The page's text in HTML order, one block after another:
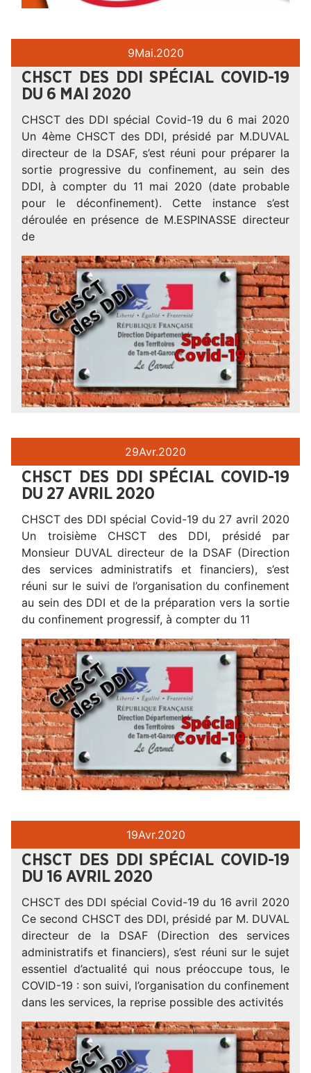
9Mai.2020
CHSCT DES DDI SPÉCIAL COVID-19
DU 6 MAI 2020
CHSCT des DDI spécial Covid-19 du 6 mai 2020
Un 4ème CHSCT des DDI, présidé par M.DUVAL
directeur de la DSAF, s’est réuni pour préparer la
sortie progressive du confinement, au sein des
DDI, à compter du 11 mai 2020 (date probable
pour le déconfinement). Cette instance s’est
déroulée en présence de M.ESPINASSE directeur
de
29Avr.2020
CHSCT DES DDI SPÉCIAL COVID-19
DU 27 AVRIL 2020
CHSCT des DDI spécial Covid-19 du 27 avril 2020
Un troisième CHSCT des DDI, présidé par
Monsieur DUVAL directeur de la DSAF (Direction
des services administratifs et financiers), s’est
réuni sur le suivi de l’organisation du confinement
au sein des DDI et de la préparation vers la sortie
du confinement progressif, à compter du 11
19Avr.2020
CHSCT DES DDI SPÉCIAL COVID-19
DU 16 AVRIL 2020
CHSCT des DDI spécial Covid-19 du 16 avril 2020
Ce second CHSCT des DDI, présidé par M. DUVAL
directeur de la DSAF (Direction des services
administratifs et financiers), s’est réuni sur le sujet
essentiel d’actualité qui nous préoccupe tous, le
COVID-19 : son suivi, l’organisation du confinement
dans les services, la reprise possible des activités